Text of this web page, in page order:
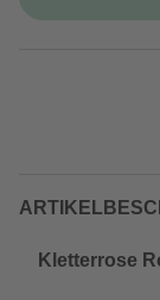
Kletterrose